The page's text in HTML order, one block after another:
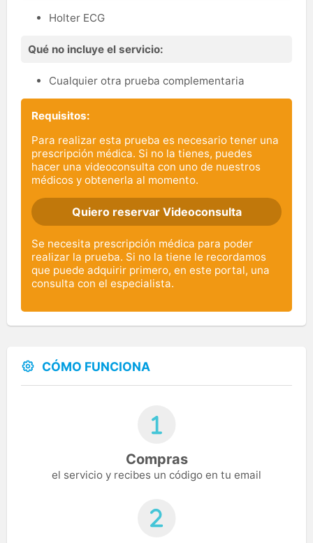
Holter ECG
Qué no incluye el servicio:
Cualquier otra prueba complementaria
Requisitos:
Para realizar esta prueba es necesario tener una
prescripción médica. Si no la tienes, puedes
hacer una videoconsulta con uno de nuestros
médicos y obtenerla al momento.
Quiero reservar Videoconsulta
Se necesita prescripción médica para poder
realizar la prueba. Si no la tiene le recordamos
que puede adquirir primero, en este portal, una
consulta con el especialista.
CÓMO FUNCIONA
Compras
el servicio y recibes un código en tu email